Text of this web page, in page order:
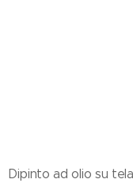
Dipinto ad olio su